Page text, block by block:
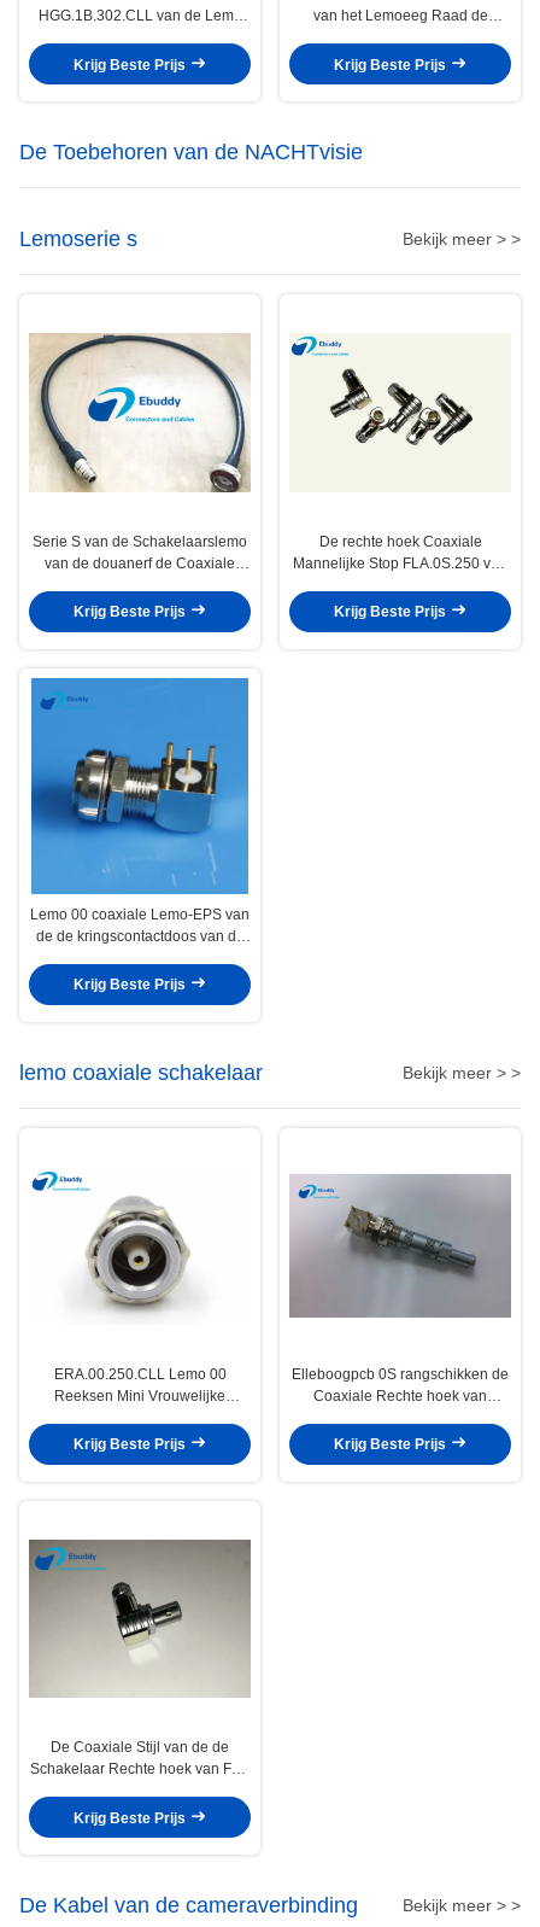
HGG.1B.302.CLL van de Lemo
HGG 1B 2pin
Krijg Beste Prijs
van het Lemoeeg Raad de
EEG.1B.307.CLL van het
Contactdooseeg 1B 7pin Fiexed
Krijg Beste Prijs
De Toebehoren van de NACHTvisie
Lemoserie s Bekijk meer > >
Serie S van de Schakelaarslemo
van de douanerf de Coaxiale
Video Militair
Krijg Beste Prijs
De rechte hoek Coaxiale
Mannelijke Stop FLA.0S.250 van
0S
Krijg Beste Prijs
Lemo 00 coaxiale Lemo-EPS van
de de kringscontactdoos van de
Elleboogschakelaar EPS.00.250
Krijg Beste Prijs
lemo coaxiale schakelaar Bekijk meer > >
ERA.00.250.CLL Lemo 00
Reeksen Mini Vrouwelijke
Femlae-Schakelaar
Krijg Beste Prijs
Elleboogpcb 0S rangschikken de
Coaxiale Rechte hoek van
Kring
Krijg Beste Prijs
De Coaxiale Stijl van de de
Schakelaar Rechte hoek van FLA
Krijg Beste Prijs
De Kabel van de cameraverbinding Bekijk meer > >